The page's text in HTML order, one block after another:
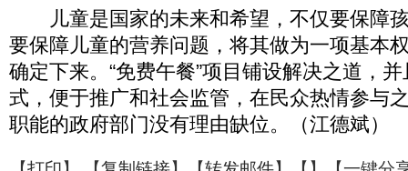
儿童是国家的未来和希望，不仅要保障
要保障儿童的营养问题，将其做为一项基本
确定下来。“免费午餐”项目铺设解决之道，
式，便于推广和社会监管，在民众热情参与
职能的政府部门没有理由缺位。（江德斌）